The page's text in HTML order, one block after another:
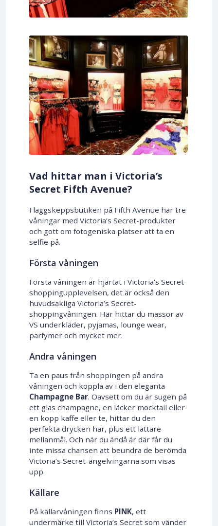
Vad hittar man i Victoria’s
Secret Fifth Avenue?
Flaggskeppsbutiken på Fifth Avenue har tre
våningar med Victoria’s Secret-produkter
och gott om fotogeniska platser att ta en
selfie på.
Första våningen
Första våningen är hjärtat i Victoria’s Secret-
shoppingupplevelsen, det är också den
huvudsakliga Victoria’s Secret-
shoppingvåningen. Här hittar du massor av
VS underkläder, pyjamas, lounge wear,
parfymer och mycket mer.
Andra våningen
Ta en paus från shoppingen på andra
våningen och koppla av i den eleganta
Champagne Bar. Oavsett om du är sugen på
ett glas champagne, en läcker mocktail eller
en kopp kaffe eller te, hittar du den
perfekta drycken här, plus ett lättare
mellanmål. Och när du ändå är där får du
inte missa chansen att beundra de berömda
Victoria’s Secret-ängelvingarna som visas
upp.
Källare
På källarvåningen finns PINK, ett
undermärke till Victoria’s Secret som vänder